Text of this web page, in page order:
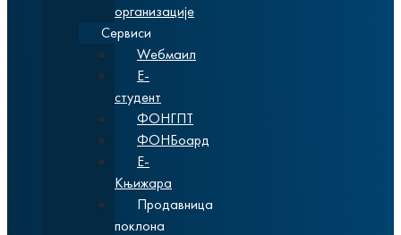
организације
Сервиси
Wебмаил
Е-
студент
ФОНГПТ
ФОНБоард
Е-
Књижара
Продавница
поклона